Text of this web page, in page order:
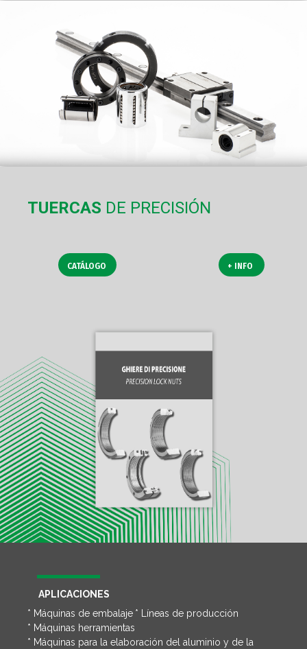
TUERCAS DE PRECISIÓN
CATÁLOGO + INFO
APLICACIONES
* Máquinas de embalaje * Líneas de producción
* Máquinas herramientas
* Máquinas para la elaboración del aluminio y de la